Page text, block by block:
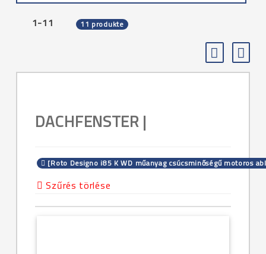
1-11 11 produkte
DACHFENSTER |
[Roto Designo i85 K WD műanyag csúcsminőségű motoros
Szűrés törlése